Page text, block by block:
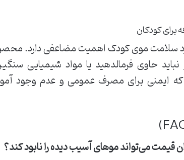
برای کودکان
سلامت موی کودک اهمیت مضاعفی دارد.
نباید حاوی فرمالدهید یا مواد شیمیایی
ایمنی برای مصرف عمومی و عدم وجود